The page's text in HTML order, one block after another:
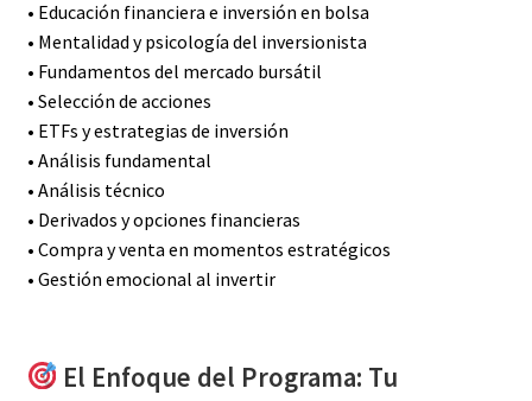
• Educación financiera e inversión en bolsa
• Mentalidad y psicología del inversionista
• Fundamentos del mercado bursátil
• Selección de acciones
• ETFs y estrategias de inversión
• Análisis fundamental
• Análisis técnico
• Derivados y opciones financieras
• Compra y venta en momentos estratégicos
• Gestión emocional al invertir
El Enfoque del Programa: Tu